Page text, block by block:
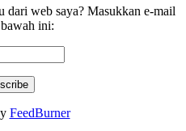
dari web saya? Masukkan e-mail
ini:
FeedBurner